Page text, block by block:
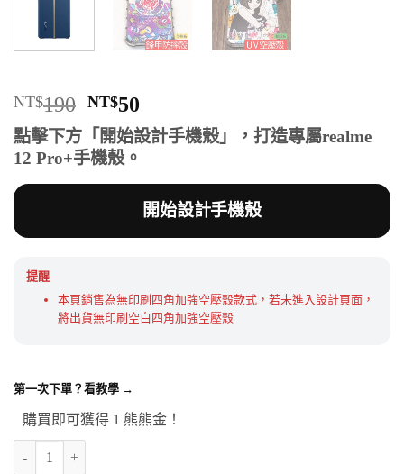
NT$190 原
始
價
格：
NT$190。
NT$50
前
價
NT$50。
點擊下方「開始設計手機殼」，打造專屬realme
12 Pro+手機殼。
開始設計手機殼
提醒
本頁銷售為無印刷四角加強空壓殼款式，若未進入設計頁面，
將出貨無印刷空白四角加強空壓殼
第一次下單？看教學 →
購買即可獲得 1 熊熊金！